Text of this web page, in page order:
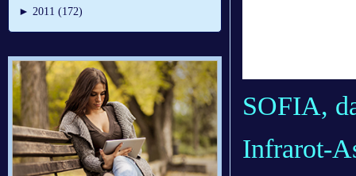
► 2011 (172)
SOFIA,
Infrarot-